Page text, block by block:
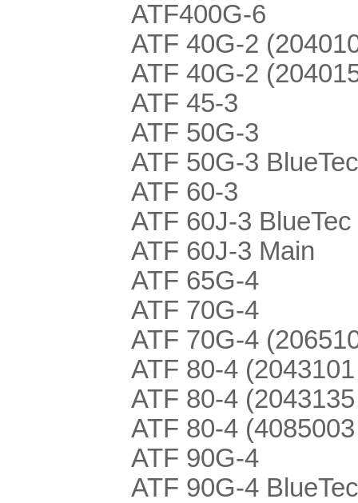
ATF400G-6
ATF 40G-2
ATF 40G-2
ATF 45-3
ATF 50G-3
ATF 50G-3 BlueTec
ATF 60-3
ATF 60J-3 BlueTec
ATF 60J-3 Main
ATF 65G-4
ATF 70G-4
ATF 70G-4
ATF 80-4
ATF 80-4
ATF 80-4
ATF 90G-4
ATF 90G-4 BlueTec